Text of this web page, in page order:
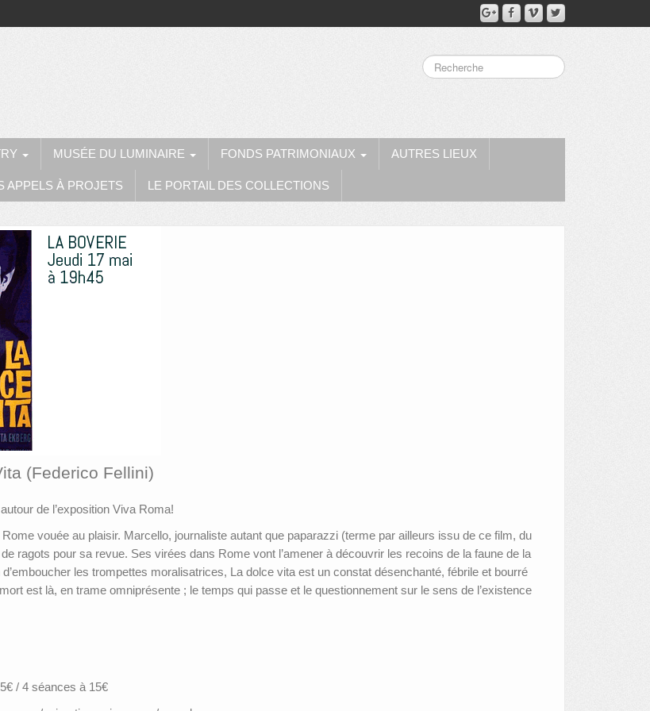
MUSÉE DU LUMINAIRE FONDS PATRIMONIAUX AUTRES LIEUX
APPELS À PROJETS LE PORTAIL DES COLLECTIONS
(Federico Fellini)
de l’exposition Viva Roma!
vouée au plaisir. Marcello, journaliste autant que paparazzi (terme par ailleurs issu de ce film, du
ragots pour sa revue. Ses virées dans Rome vont l’amener à découvrir les recoins de la faune de la
les trompettes moralisatrices, La dolce vita est un constat désenchanté, fébrile et bourré
est là, en trame omniprésente ; le temps qui passe et le questionnement sur le sens de l’existence
/ 4 séances à 15€